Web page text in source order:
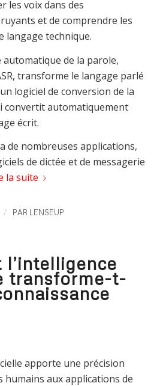
les voix dans des
et de comprendre les
langage technique.
automatique de la parole,
transforme le langage parlé
logiciel de conversion de la
convertit automatiquement
écrit.
de nombreuses applications,
de dictée et de messagerie
la suite
/ PAR LENSEUP
l’intelligence
transforme-t-
apporte une précision
humains aux applications de